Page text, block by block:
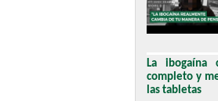
La ibogaína
completo y
las tabletas